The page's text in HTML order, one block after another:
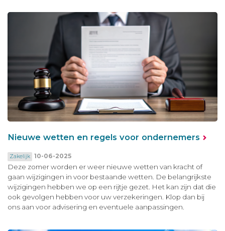
Nieuwe wetten en regels voor ondernemers
Zakelijk 10-06-2025
Deze zomer worden er weer nieuwe wetten van kracht of
gaan wijzigingen in voor bestaande wetten. De belangrijkste
wijzigingen hebben we op een rijtje gezet. Het kan zijn dat die
ook gevolgen hebben voor uw verzekeringen. Klop dan bij
ons aan voor advisering en eventuele aanpassingen.